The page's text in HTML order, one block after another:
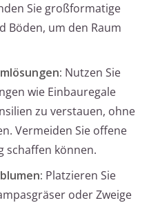
Sie großformatige
Böden, um den Raum
Nutzen Sie
wie Einbauregale
zu verstauen, ohne
Vermeiden Sie offene
schaffen können.
Platzieren Sie
oder Zweige